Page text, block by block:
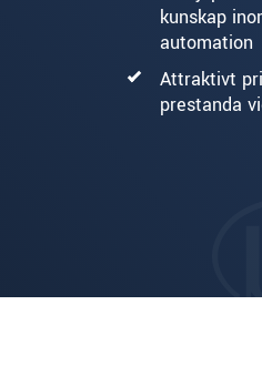
kunskap
automation
Attraktivt
prestanda